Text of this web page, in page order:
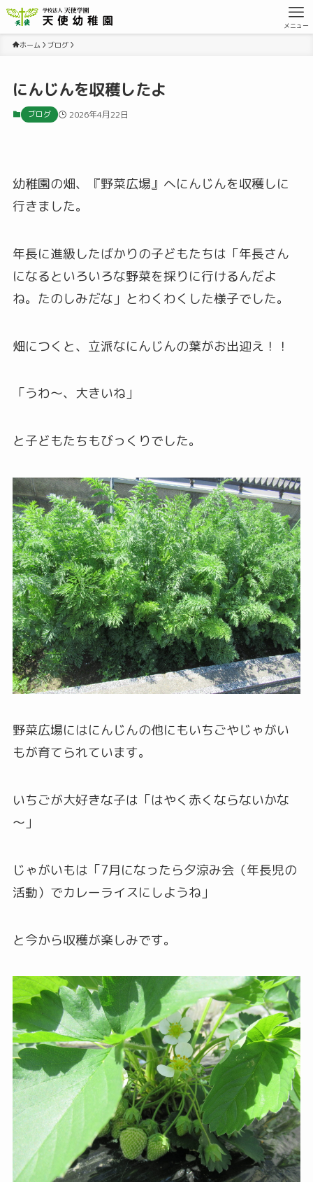
メニュー
ホーム ブログ
にんじんを収穫したよ
ブログ 2026年4月22日
幼稚園の畑、『野菜広場』へにんじんを収穫しに
行きました。
年長に進級したばかりの子どもたちは「年長さん
になるといろいろな野菜を採りに行けるんだよ
ね。たのしみだな」とわくわくした様子でした。
畑につくと、立派なにんじんの葉がお出迎え！！
「うわ～、大きいね」
と子どもたちもびっくりでした。
野菜広場にはにんじんの他にもいちごやじゃがい
もが育てられています。
いちごが大好きな子は「はやく赤くならないかな
～」
じゃがいもは「7月になったら夕涼み会（年長児の
活動）でカレーライスにしようね」
と今から収穫が楽しみです。